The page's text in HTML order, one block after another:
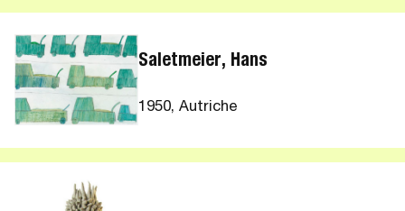
Saletmeier, Hans
1950, Autriche